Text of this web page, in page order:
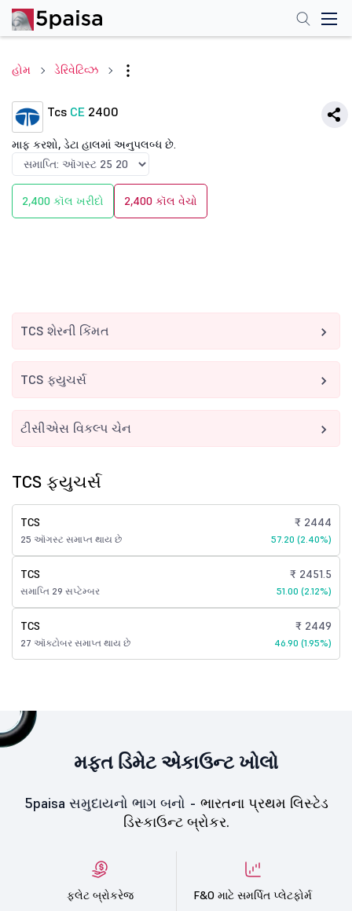
હોમ ડેરિવેટિવ્ઝ
Tcs CE 2400
માફ કરશો, ડેટા હાલમાં અનુપલબ્ધ છે.
2,400 કૉલ ખરીદો 2,400 કૉલ વેચો
TCS શેરની કિંમત
TCS ફ્યુચર્સ
ટીસીએસ વિકલ્પ ચેન
TCS ફ્યુચર્સ
TCS
25 ઑગસ્ટ સમાપ્ત થાય છે
₹ 2444
57.20 (2.40%)
TCS
સમાપ્તિ 29 સપ્ટેમ્બર
₹ 2451.5
51.00 (2.12%)
TCS
27 ઑક્ટોબર સમાપ્ત થાય છે
₹ 2449
46.90 (1.95%)
મફત ડિમેટ એકાઉન્ટ ખોલો
5paisa સમુદાયનો ભાગ બનો - ભારતના પ્રથમ લિસ્ટેડ
ડિસ્કાઉન્ટ બ્રોકર.
ફ્લેટ બ્રોકરેજ F&O માટે સમર્પિત પ્લેટફોર્મ